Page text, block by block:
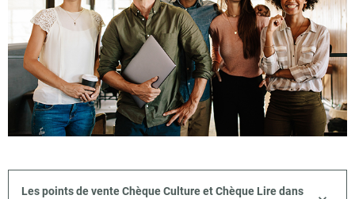
Les points de vente Chèque Culture et Chèque Lire dans